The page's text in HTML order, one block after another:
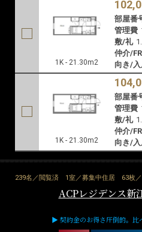
1K - 21.30m2
部屋番
管理費
敷/礼
仲介/FR
向き/
1K - 21.30m2
部屋番
管理費
敷/礼
仲介/FR
向き/
239名／閲覧済 1室／募集中住居 63枚
ACPレジデンス新
▶ 契約金のお得さ圧倒的。